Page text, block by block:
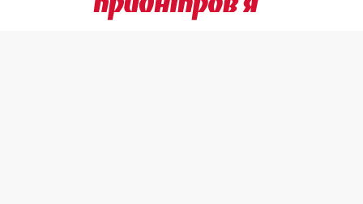
У Тернівці працюють над посиленням водної безпеки